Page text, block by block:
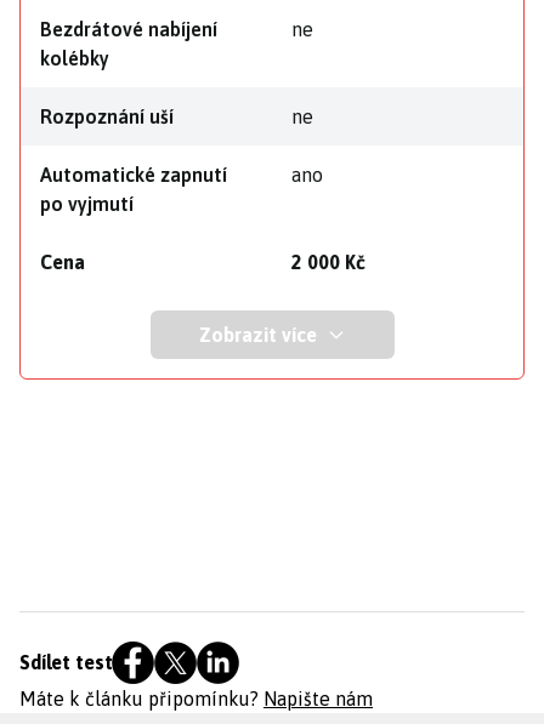
Bezdrátové nabíjení
kolébky
ne
Rozpoznání uší ne
Automatické zapnutí
po vyjmutí
ano
Cena 2 000 Kč
Zobrazit více
Sdílet test
Máte k článku připomínku? Napište nám